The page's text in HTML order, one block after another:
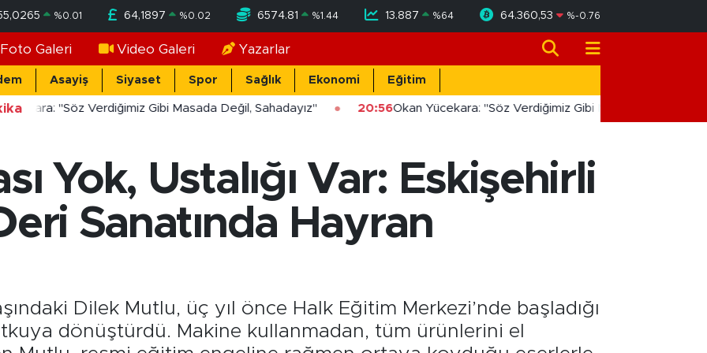
%0.01 64,1897 %0.02 6574.81 %1.44 13.887 %64 64.360,53 %-0.76
Foto Galeri Video Galeri Yazarlar
Asayiş Siyaset Spor Sağlık Ekonomi Eğitim
"Söz Verdiğimiz Gibi Masada Değil, Sahadayız" 20:56Okan Yücekara: "Söz Verdiğimiz Gibi Masada Değil,
Yok, Ustalığı Var: Eskişehirli
Sanatında Hayran
Dilek Mutlu, üç yıl önce Halk Eğitim Merkezi’nde başladığı
dönüştürdü. Makine kullanmadan, tüm ürünlerini el